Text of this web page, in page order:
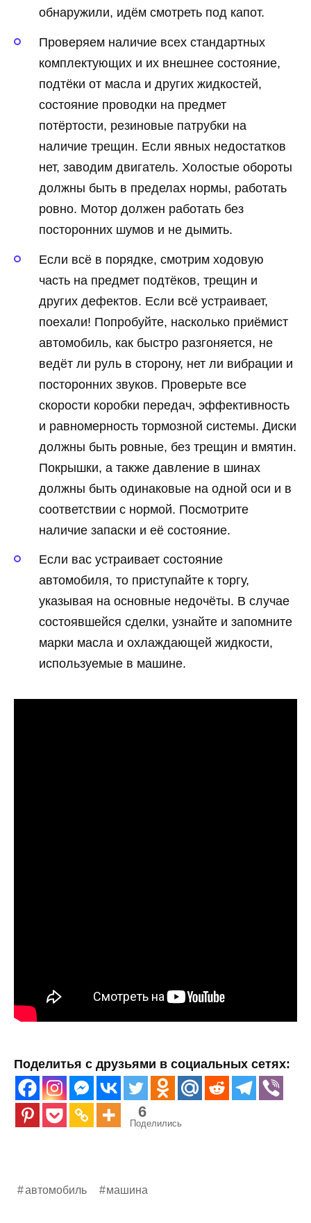
обнаружили, идём смотреть под капот.
Проверяем наличие всех стандартных
комплектующих и их внешнее состояние,
подтёки от масла и других жидкостей,
состояние проводки на предмет
потёртости, резиновые патрубки на
наличие трещин. Если явных недостатков
нет, заводим двигатель. Холостые обороты
должны быть в пределах нормы, работать
ровно. Мотор должен работать без
посторонних шумов и не дымить.
Если всё в порядке, смотрим ходовую
часть на предмет подтёков, трещин и
других дефектов. Если всё устраивает,
поехали! Попробуйте, насколько приёмист
автомобиль, как быстро разгоняется, не
ведёт ли руль в сторону, нет ли вибрации и
посторонних звуков. Проверьте все
скорости коробки передач, эффективность
и равномерность тормозной системы. Диски
должны быть ровные, без трещин и вмятин.
Покрышки, а также давление в шинах
должны быть одинаковые на одной оси и в
соответствии с нормой. Посмотрите
наличие запаски и её состояние.
Если вас устраивает состояние
автомобиля, то приступайте к торгу,
указывая на основные недочёты. В случае
состоявшейся сделки, узнайте и запомните
марки масла и охлаждающей жидкости,
используемые в машине.
Поделитья с друзьями в социальных сетях:
6
Поделились
автомобиль машина